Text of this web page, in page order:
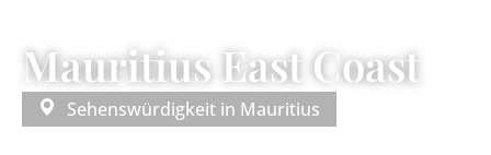
Mauritius East Coast
Sehenswürdigkeit in Mauritius